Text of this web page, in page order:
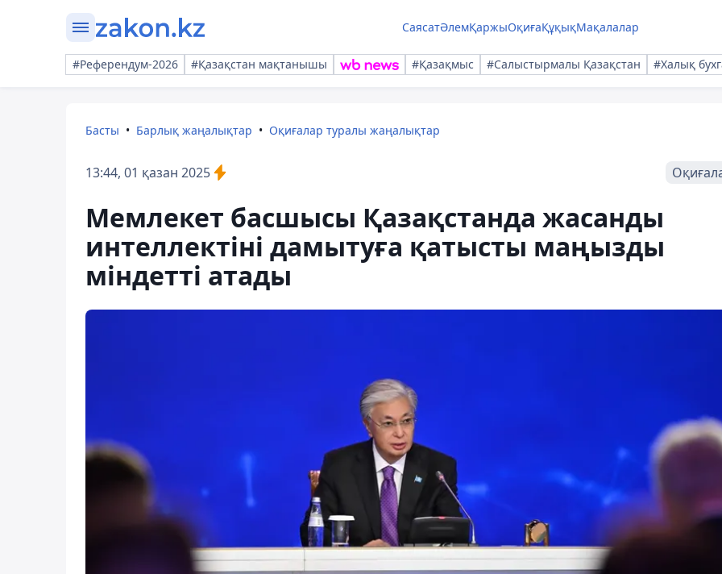
СаясатӘлемҚаржыОқиғаҚұқықМақалалар
#Референдум-2026 #Қазақстан мақтанышы #Қазақмыс #Салыстырмалы Қазақстан #Халық
Басты Барлық жаңалықтар Оқиғалар туралы жаңалықтар
13:44, 01 қазан 2025
Мемлекет басшысы Қазақстанда жасанды
интеллектіні дамытуға қатысты маңызды
міндетті атады